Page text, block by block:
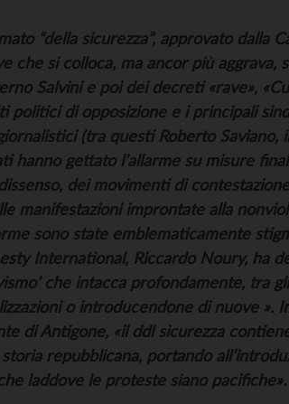
“della sicurezza”, approvato dalla
che si colloca, ma ancor più aggrava,
Salvini e poi dei decreti «rave»,
di opposizione e i principali
(tra questi Roberto Saviano,
hanno gettato l’allarme su misure
dei movimenti di
manifestazioni improntate alla
sono state emblematicamente
International, Riccardo Noury, ha
che intacca profondamente, tra
o introducendone di nuove ».
di Antigone, «il ddl sicurezza
repubblicana, portando
laddove le proteste siano pacifiche».